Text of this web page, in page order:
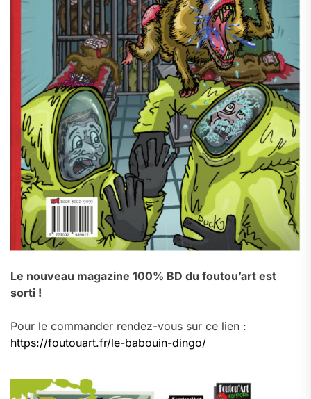
Le nouveau magazine 100% BD du foutou’art est
sorti !
Pour le commander rendez-vous sur ce lien :
https://foutouart.fr/le-babouin-dingo/